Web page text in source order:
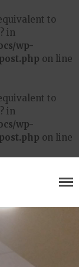
to
in
wp-
on line
to
in
wp-
on line
bar